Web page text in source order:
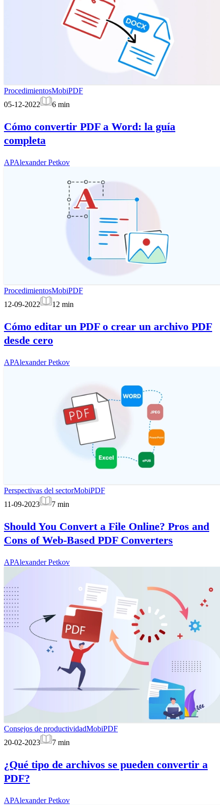
ProcedimientosMobiPDF
05-12-2022
6 min
Cómo convertir PDF a Word: la guía
completa
APAlexander Petkov
ProcedimientosMobiPDF
12-09-2022
12 min
Cómo editar un PDF o crear un archivo PDF
desde cero
APAlexander Petkov
Perspectivas del sectorMobiPDF
11-09-2023
7 min
Should You Convert a File Online? Pros and
Cons of Web-Based PDF Converters
APAlexander Petkov
Consejos de productividadMobiPDF
20-02-2023
7 min
¿Qué tipo de archivos se pueden convertir a
PDF?
APAlexander Petkov